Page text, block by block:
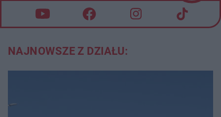
NAJNOWSZE Z DZIAŁU: